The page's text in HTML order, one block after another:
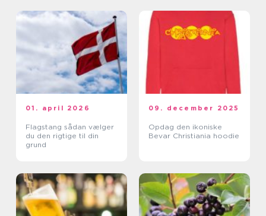
01. april 2026
Flagstang sådan vælger
du den rigtige til din
grund
09. december 2025
Opdag den ikoniske
Bevar Christiania hoodie